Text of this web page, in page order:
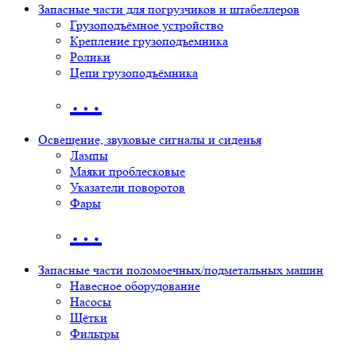
Запасные части для погрузчиков и штабеллеров
Грузоподъёмное устройство
Крепление грузоподъемника
Ролики
Цепи грузоподъёмника
…
Освещение, звуковые сигналы и сиденья
Лампы
Маяки проблесковые
Указатели поворотов
Фары
…
Запасные части поломоечных/подметальных машин
Навесное оборудование
Насосы
Щётки
Фильтры